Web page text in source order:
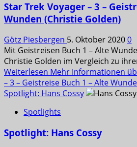
Star Trek Voyager – 3 –
Wunden (Christie Golden)
Götz Piesbergen 5. Oktober 20200
Mit Geistreisen Buch 1 – Alte
Christie Golden im Vergleich zu
Weiterlesen Mehr Informationen
– 3 – Geistreise Buch 1 – Alte
Spotlight: Hans Cossy
Spotlights
Spotlight: Hans Cossy